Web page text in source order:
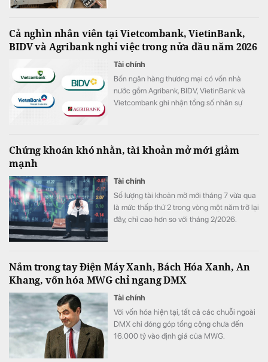
Cả nghìn nhân viên tại Vietcombank, VietinBank,
BIDV và Agribank nghỉ việc trong nửa đầu năm 2026
Tài chính
Bốn ngân hàng thương mại có vốn nhà
nước gồm Agribank, BIDV, VietinBank và
Vietcombank ghi nhận tổng số nhân sự
Chứng khoán khó nhằn, tài khoản mở mới giảm
mạnh
Tài chính
Số lượng tài khoản mở mới tháng 7 vừa qua
là mức thấp thứ 2 trong vòng một năm trở lại
đây, chỉ cao hơn so với tháng 2/2026.
Nắm trong tay Điện Máy Xanh, Bách Hóa Xanh, An
Khang, vốn hóa MWG chỉ ngang DMX
Tài chính
Với vốn hóa hiện tại, tất cả các chuỗi ngoài
DMX chỉ đóng góp tổng cộng chưa đến
16.000 tỷ vào định giá của MWG.